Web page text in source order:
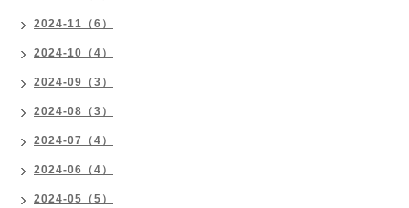
2024-11（6）
2024-10（4）
2024-09（3）
2024-08（3）
2024-07（4）
2024-06（4）
2024-05（5）